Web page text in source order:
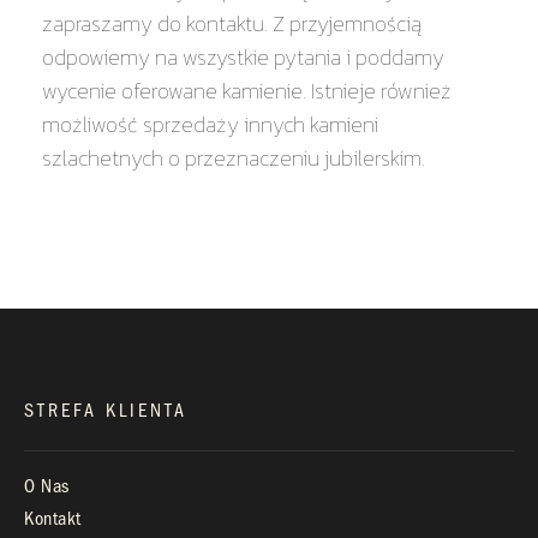
zapraszamy do kontaktu. Z przyjemnością
odpowiemy na wszystkie pytania i poddamy
wycenie oferowane kamienie. Istnieje również
możliwość sprzedaży innych kamieni
szlachetnych o przeznaczeniu jubilerskim.
KONTAKT
+48 660 991 995
STREFA KLIENTA
O Nas
Kontakt